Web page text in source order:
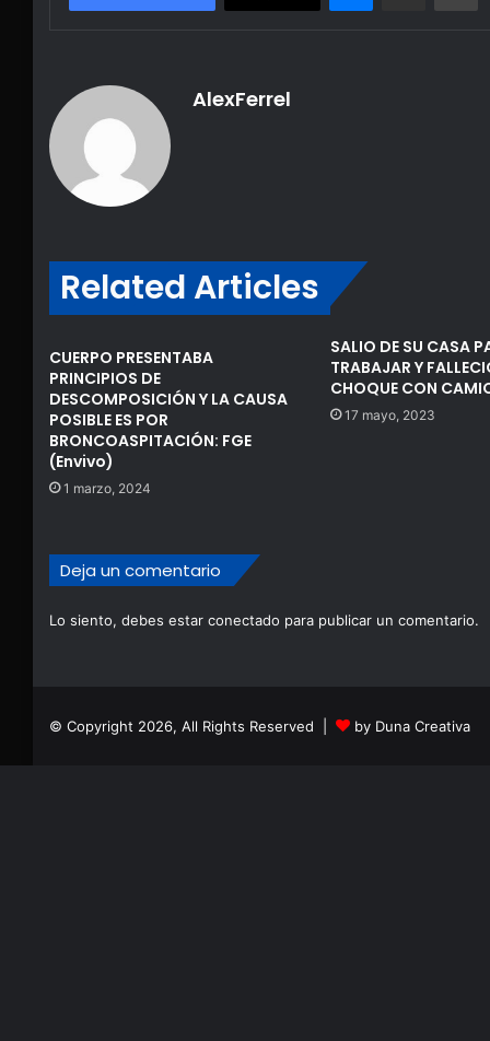
AlexFerrel
Related Articles
CUERPO PRESENTABA
PRINCIPIOS DE
DESCOMPOSICIÓN Y LA CAUSA
POSIBLE ES POR
BRONCOASPITACIÓN: FGE
(Envivo)
1 marzo, 2024
SALIO DE SU CASA
TRABAJAR Y
CHOQUE CON
17 mayo, 2023
Deja un comentario
Lo siento, debes estar conectado para publicar un comentario.
© Copyright 2026, All Rights Reserved | by Duna Creativa